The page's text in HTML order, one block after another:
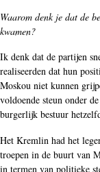
Waarom denk je dat de
kwamen?
Ik denk dat de partijen
realiseerden dat hun
Moskou niet kunnen
voldoende steun onder
burgerlijk bestuur
Het Kremlin had het
troepen in de buurt van
in termen van politieke